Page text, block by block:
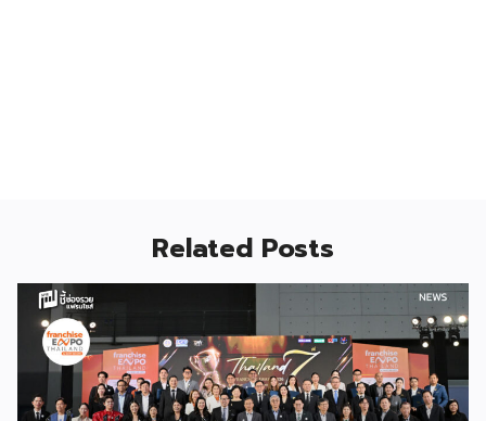
Related Posts